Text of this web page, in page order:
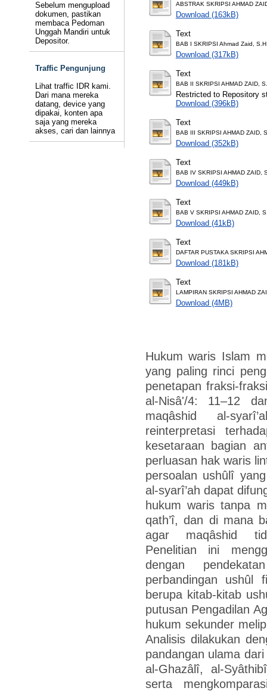
Sebelum mengupload
dokumen, pastikan
membaca Pedoman
Unggah Mandiri untuk
Depositor.
Traffic Pengunjung
Lihat traffic IDR kami.
Dari mana mereka
datang, device yang
dipakai, konten apa
saja yang mereka
akses, cari dan lainnya
ABSTRAK SKRIPSI AHMAD
Download (163kB)
Text
BAB I SKRIPSI Ahmad Zaid,
Download (317kB)
Text
BAB II SKRIPSI AHMAD ZAID,
Restricted to Repository
Download (396kB)
Text
BAB III SKRIPSI AHMAD ZAID,
Download (352kB)
Text
BAB IV SKRIPSI AHMAD ZAID,
Download (449kB)
Text
BAB V SKRIPSI AHMAD ZAID,
Download (41kB)
Text
DAFTAR PUSTAKA SKRIPSI
Download (181kB)
Text
LAMPIRAN SKRIPSI AHMAD
Download (4MB)
Hukum waris Islam
yang paling rinci
penetapan fraksi-
al-Nisâ'/4: 11–12
maqâshid al-
reinterpretasi
kesetaraan bagian
perluasan hak waris
persoalan ushûlî
al-syarî’ah dapat
hukum waris tanpa
qath’î, dan di mana
agar maqâshid
Penelitian ini
dengan
perbandingan ushûl
berupa kitab-kitab
putusan Pengadilan
hukum sekunder
Analisis dilakukan
pandangan ulama
al-Ghazâlî, al-
serta